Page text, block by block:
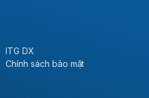
ITG DX
Chính sách bảo mật